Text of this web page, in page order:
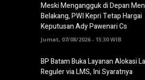
Meski Mengangguk di Depan
Belakang, PWI Kepri Tetap Hargai
Keputusan Ady Pawenari Cs
Jumat, 07/08/2026 - 15:30 WIB
BP Batam Buka Layanan Alokasi
Reguler via LMS, Ini Syaratnya